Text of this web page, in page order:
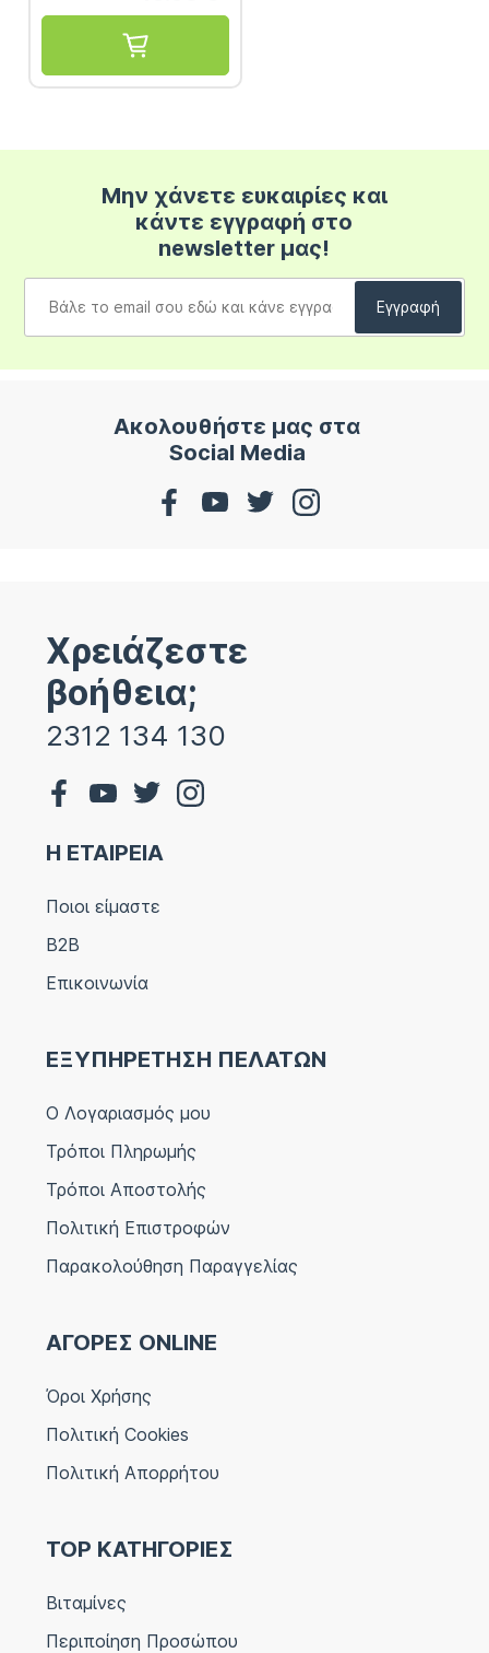
Μην χάνετε ευκαιρίες και
κάντε εγγραφή στο
newsletter μας!
Ακολουθήστε μας στα
Social Media
Χρειάζεστε
βοήθεια;
2312 134 130
Η ΕΤΑΙΡΕΙΑ
Ποιοι είμαστε
B2B
Επικοινωνία
ΕΞΥΠΗΡΕΤΗΣΗ ΠΕΛΑΤΩΝ
Ο Λογαριασμός μου
Τρόποι Πληρωμής
Τρόποι Αποστολής
Πολιτική Επιστροφών
Παρακολούθηση Παραγγελίας
ΑΓΟΡΕΣ ONLINE
Όροι Χρήσης
Πολιτική Cookies
Πολιτική Απορρήτου
TOP ΚΑΤΗΓΟΡΙΕΣ
Βιταμίνες
Περιποίηση Προσώπου